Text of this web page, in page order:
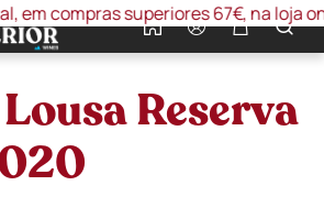
superiores 67€, na loja online
0
Reserva